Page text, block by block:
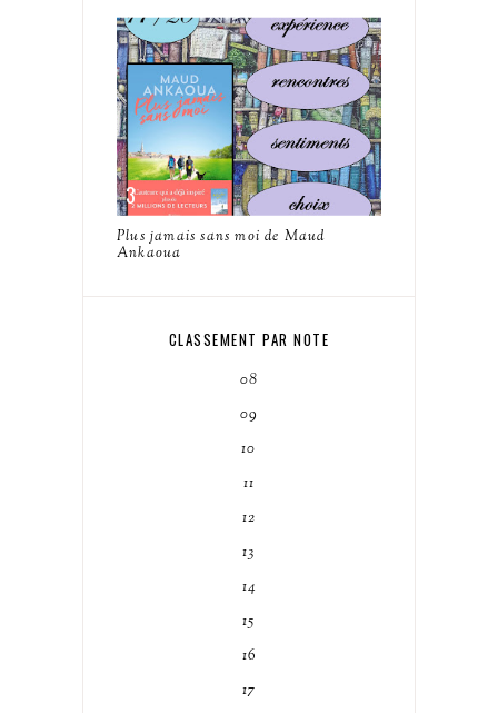
Plus jamais sans moi de Maud
Ankaoua
CLASSEMENT PAR NOTE
08
09
10
11
12
13
14
15
16
17